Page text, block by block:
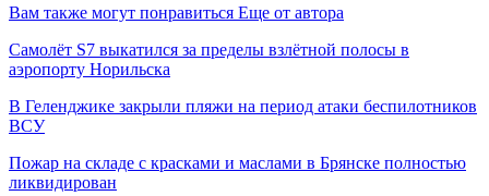
Вам также могут понравиться Еще от автора
Самолёт S7 выкатился за пределы взлётной полосы в
аэропорту Норильска
В Геленджике закрыли пляжи на период атаки беспилотников
ВСУ
Пожар на складе с красками и маслами в Брянске полностью
ликвидирован